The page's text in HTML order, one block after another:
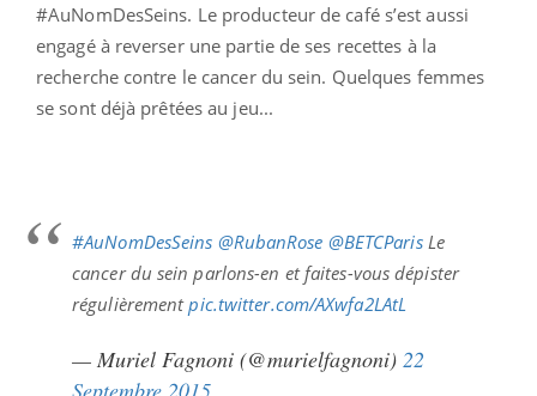
#AuNomDesSeins. Le producteur de café s’est aussi
engagé à reverser une partie de ses recettes à la
recherche contre le cancer du sein. Quelques femmes
se sont déjà prêtées au jeu...
#AuNomDesSeins @RubanRose @BETCParisLe
cancer du sein parlons-en et faites-vous dépister
régulièrementpic.twitter.com/AXwfa2LAtL
— Muriel Fagnoni (@murielfagnoni) 22
Septembre 2015